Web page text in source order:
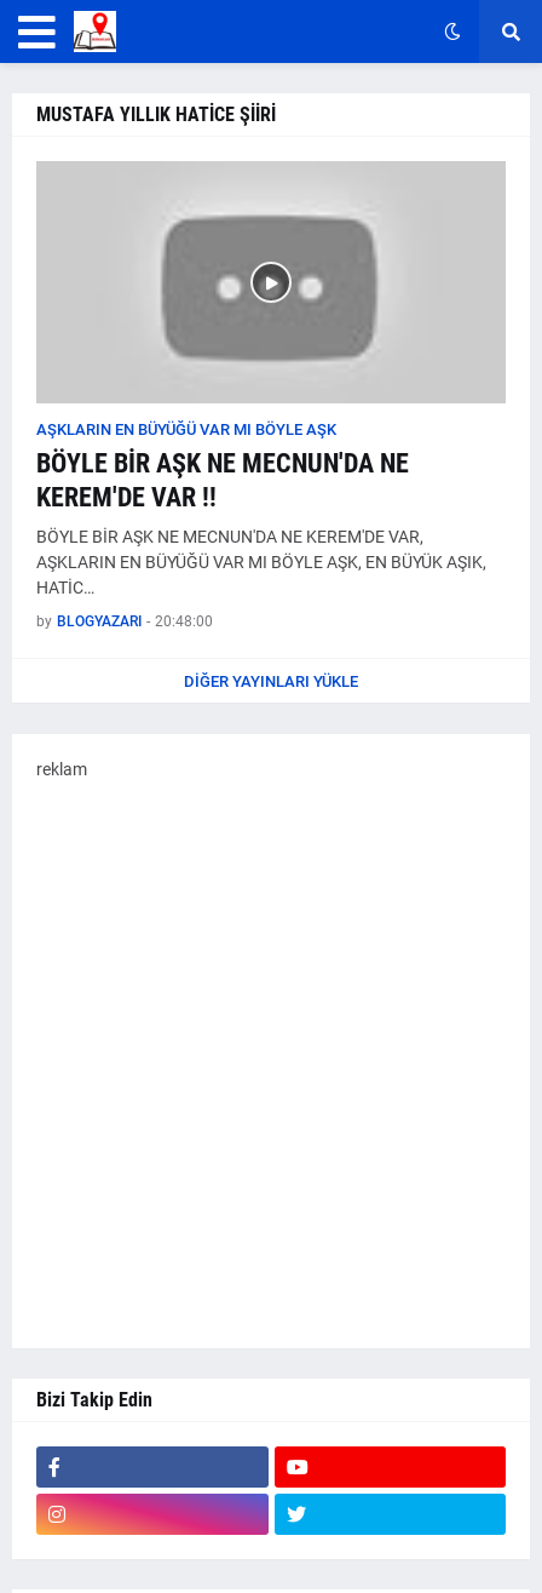
MUSTAFA YILLIK HATİCE ŞİİRİ
AŞKLARIN EN BÜYÜĞÜ VAR MI BÖYLE AŞK
BÖYLE BİR AŞK NE MECNUN'DA NE
KEREM'DE VAR !!
BÖYLE BİR AŞK NE MECNUN'DA NE KEREM'DE VAR,
AŞKLARIN EN BÜYÜĞÜ VAR MI BÖYLE AŞK, EN BÜYÜK AŞIK,
HATİC…
by BLOGYAZARI - 20:48:00
DIĞER YAYINLARI YÜKLE
reklam
Bizi Takip Edin